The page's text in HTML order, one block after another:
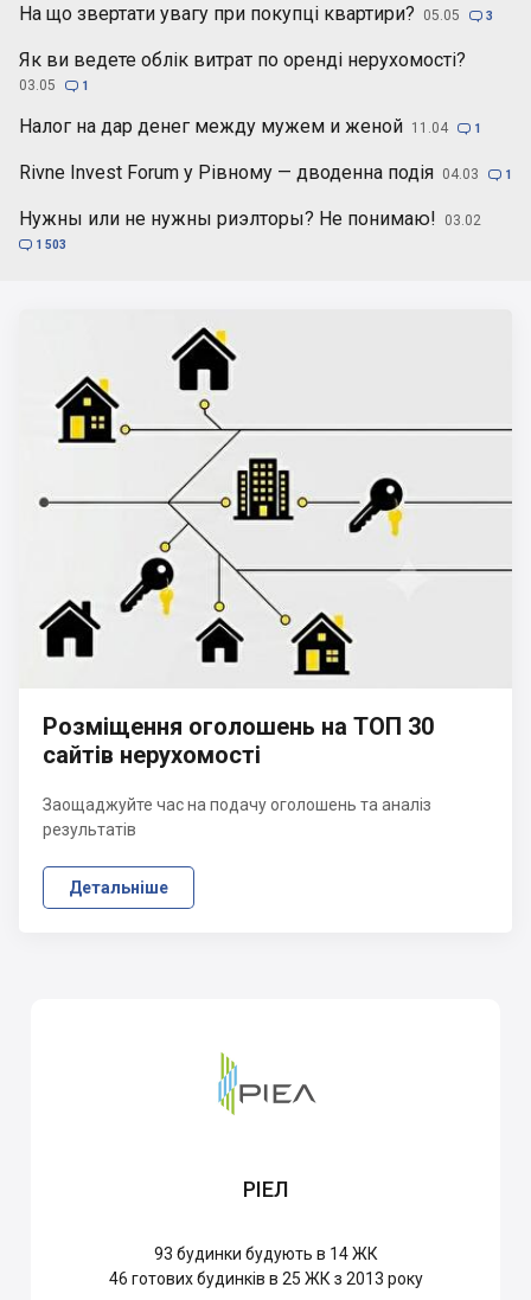
На що звертати увагу при покупці квартири? 05.05  3
Як ви ведете облік витрат по оренді нерухомості?
03.05  1
Налог на дар денег между мужем и женой 11.04  1
Rivne Invest Forum у Рівному — дводенна подія 04.03  1
Нужны или не нужны риэлторы? Не понимаю! 03.02
 1 503
Розміщення оголошень на ТОП 30
сайтів нерухомості
Заощаджуйте час на подачу оголошень та аналіз
результатів
Детальніше
РІЕЛ
93 будинки будують в 14 ЖК
46 готових будинків в 25 ЖК з 2013 року